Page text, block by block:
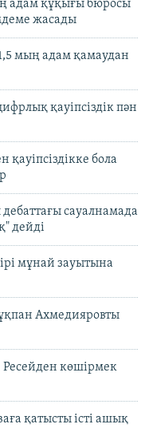
адам құқығы бюросы
жасады
мың адам қамаудан
қауіпсіздік пән
бола
сауалнамада
дейді
мұнай зауытына
Ахмедияровты
Ресейден көшірмек
қатысты істі ашық